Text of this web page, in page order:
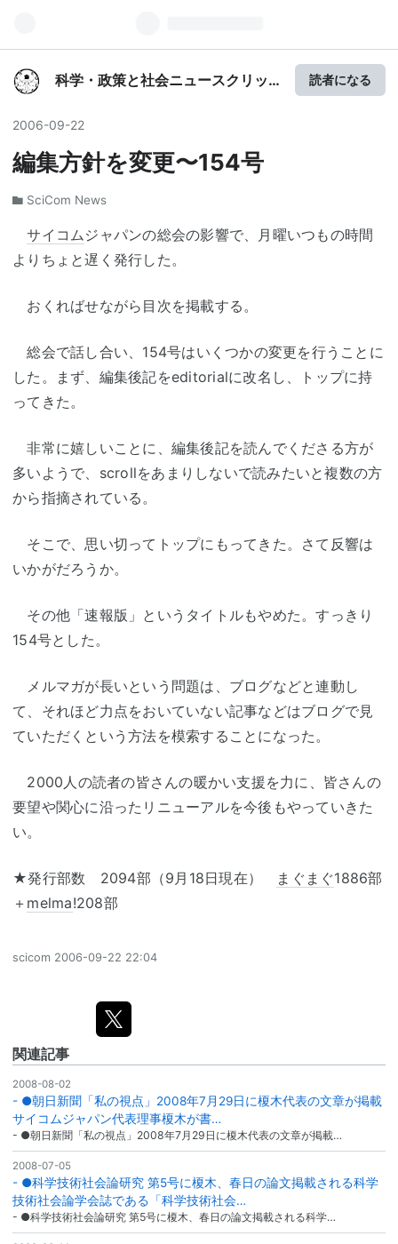
科学・政策と社会ニュースクリッ
読者になる
2006-09-22
編集方針を変更〜154号
SciCom News
サイコムジャパンの総会の影響で、月曜いつもの時間
よりちょと遅く発行した。
おくればせながら目次を掲載する。
総会で話し合い、154号はいくつかの変更を行うことに
した。まず、編集後記をeditorialに改名し、トップに持
ってきた。
非常に嬉しいことに、編集後記を読んでくださる方が
多いようで、scrollをあまりしないで読みたいと複数の方
から指摘されている。
そこで、思い切ってトップにもってきた。さて反響は
いかがだろうか。
その他「速報版」というタイトルもやめた。すっきり
154号とした。
メルマガが長いという問題は、ブログなどと連動し
て、それほど力点をおいていない記事などはブログで見
ていただくという方法を模索することになった。
2000人の読者の皆さんの暖かい支援を力に、皆さんの
要望や関心に沿ったリニューアルを今後もやっていきた
い。
★発行部数 2094部（9月18日現在） まぐまぐ1886部
＋ melma!208部
scicom 2006-09-22 22:04
関連記事
2008-08-02
- ●朝日新聞「私の視点」2008年7月29日に榎木代表の文章が掲載
サイコムジャパン代表理事榎木が書…
- ●朝日新聞「私の視点」2008年7月29日に榎木代表の文章が掲載…
2008-07-05
- ●科学技術社会論研究 第5号に榎木、春日の論文掲載される科学
技術社会論学会誌である「科学技術社会…
- ●科学技術社会論研究 第5号に榎木、春日の論文掲載される科学…